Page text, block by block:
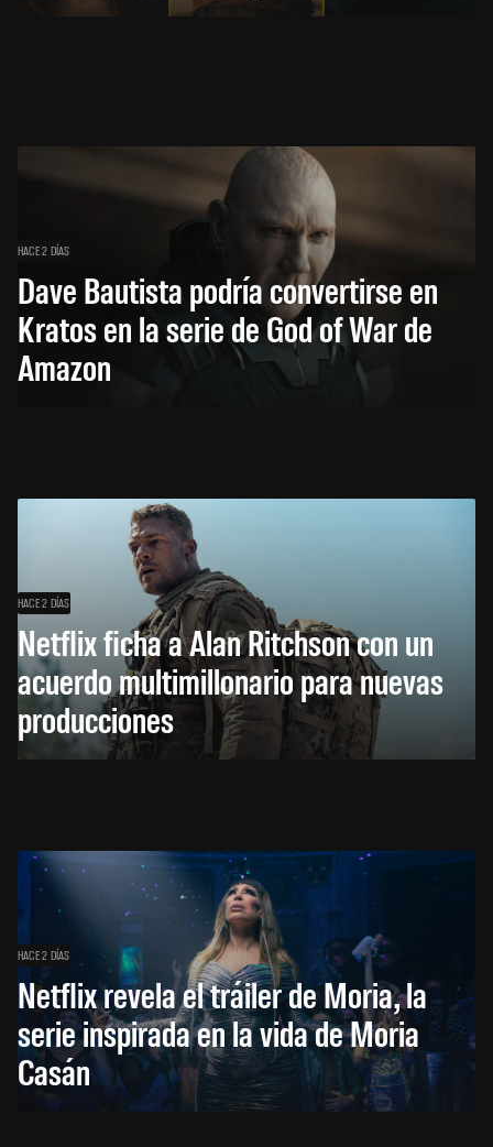
HACE 2 DÍAS
Dave Bautista podría convertirse en
Kratos en la serie de God of War de
Amazon
HACE 2 DÍAS
Netflix ficha a Alan Ritchson con un
acuerdo multimillonario para nuevas
producciones
HACE 2 DÍAS
Netflix revela el tráiler de Moria, la
serie inspirada en la vida de Moria
Casán